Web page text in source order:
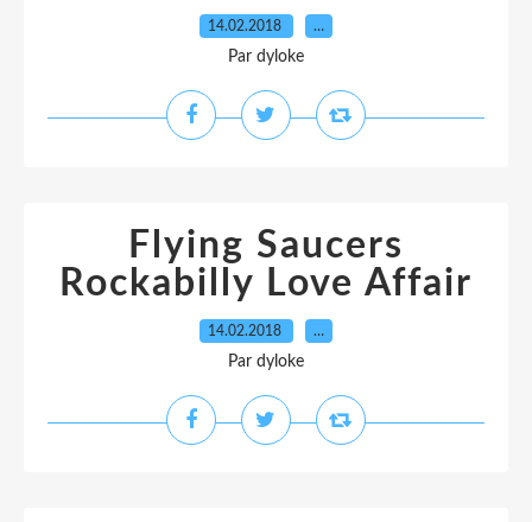
14.02.2018 …
Par dyloke
Flying Saucers
Rockabilly Love Affair
14.02.2018 …
Par dyloke